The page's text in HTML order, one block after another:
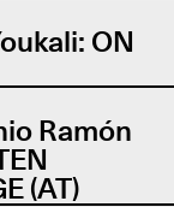
ON
Ramón
(AT)